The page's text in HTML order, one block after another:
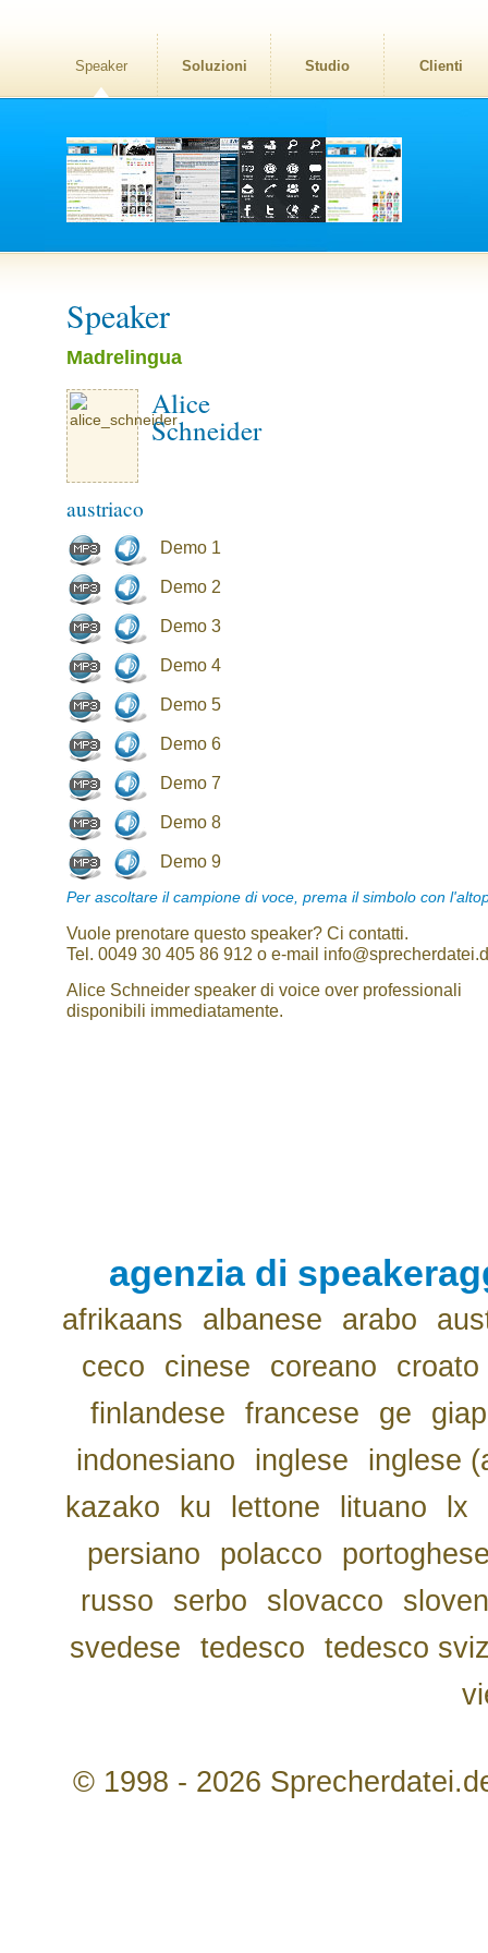
Speaker Soluzioni Studio Clienti
Speaker
Madrelingua
Alice
Schneider
austriaco
Demo 1
Demo 2
Demo 3
Demo 4
Demo 5
Demo 6
Demo 7
Demo 8
Demo 9
Per ascoltare il campione di voce, prema il simbolo con
Vuole prenotare questo speaker? Ci contatti.
Tel. 0049 30 405 86 912 o e-mail
Alice Schneider speaker di voice over professionali
disponibili immediatamente.
agenzia di
afrikaans albanese arabo
ceco
cinese coreano
croato
finlandese
francese ge
indonesiano
inglese
inglese
kazako
ku lettone lituano lx
persiano
polacco
russo
serbo slovacco
svedese
tedesco
tedesco
© 1998 - 2026